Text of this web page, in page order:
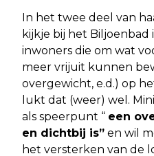
In het twee deel van
kijkje bij het Biljoenbad
inwoners die om wat
meer vrijuit kunnen
overgewicht, e.d.) op
lukt dat (weer) wel.
als speerpunt “ een
en dichtbij is” en wil
het versterken van de